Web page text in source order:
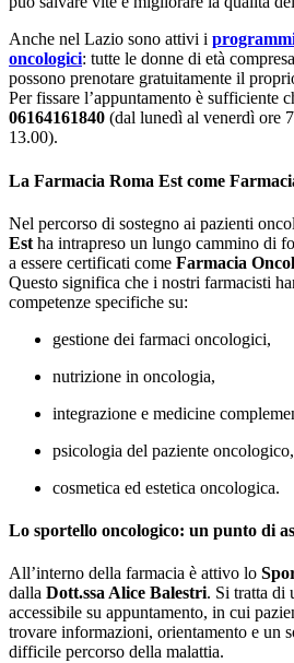
Anche nel Lazio sono attivi i
oncologici: tutte le donne di età
possono prenotare gratuitamente il
Per fissare l’appuntamento è sufficiente
06164161840 (dal lunedì al venerdì ore
13.00).
La Farmacia Roma Est come
Nel percorso di sostegno ai pazienti
Est ha intrapreso un lungo cammino di
a essere certificati come Farmacia
Questo significa che i nostri farmacisti
competenze specifiche su:
gestione dei farmaci oncologici,
nutrizione in oncologia,
integrazione e medicine
psicologia del paziente oncologico,
cosmetica ed estetica oncologica.
Lo sportello oncologico: un punto di
All’interno della farmacia è attivo lo
dalla Dott.ssa Alice Balestri. Si tratta di
accessibile su appuntamento, in cui
trovare informazioni, orientamento e un
difficile percorso della malattia.